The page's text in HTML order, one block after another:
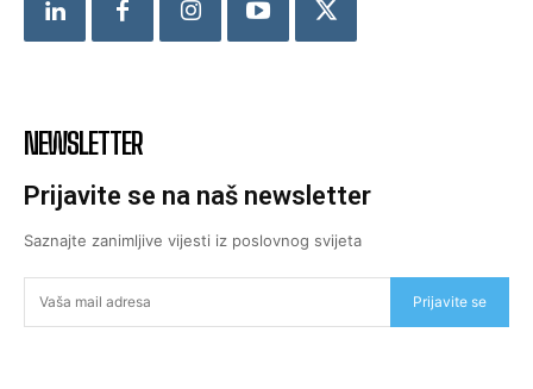
NEWSLETTER
Prijavite se na naš newsletter
Saznajte zanimljive vijesti iz poslovnog svijeta
Prijavite se